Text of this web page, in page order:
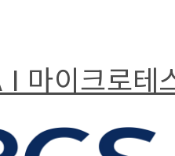
마이크로테